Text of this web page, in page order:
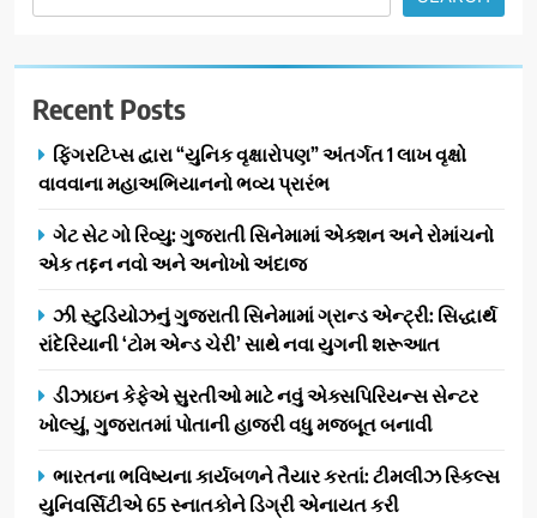
Recent Posts
ફિંગરટિપ્સ દ્વારા “યુનિક વૃક્ષારોપણ” અંતર્ગત 1 લાખ વૃક્ષો
વાવવાના મહાઅભિયાનનો ભવ્ય પ્રારંભ
ગેટ સેટ ગો રિવ્યુ: ગુજરાતી સિનેમામાં એક્શન અને રોમાંચનો
એક તદ્દન નવો અને અનોખો અંદાજ
ઝી સ્ટુડિયોઝનું ગુજરાતી સિનેમામાં ગ્રાન્ડ એન્ટ્રી: સિદ્ધાર્થ
રાંદેરિયાની ‘ટોમ એન્ડ ચેરી’ સાથે નવા યુગની શરૂઆત
ડીઝાઇન કેફેએ સુરતીઓ માટે નવું એક્સપિરિયન્સ સેન્ટર
ખોલ્યું, ગુજરાતમાં પોતાની હાજરી વધુ મજબૂત બનાવી
ભારતના ભવિષ્યના કાર્યબળને તૈયાર કરતાં: ટીમલીઝ સ્કિલ્સ
યુનિવર્સિટીએ 65 સ્નાતકોને ડિગ્રી એનાયત કરી